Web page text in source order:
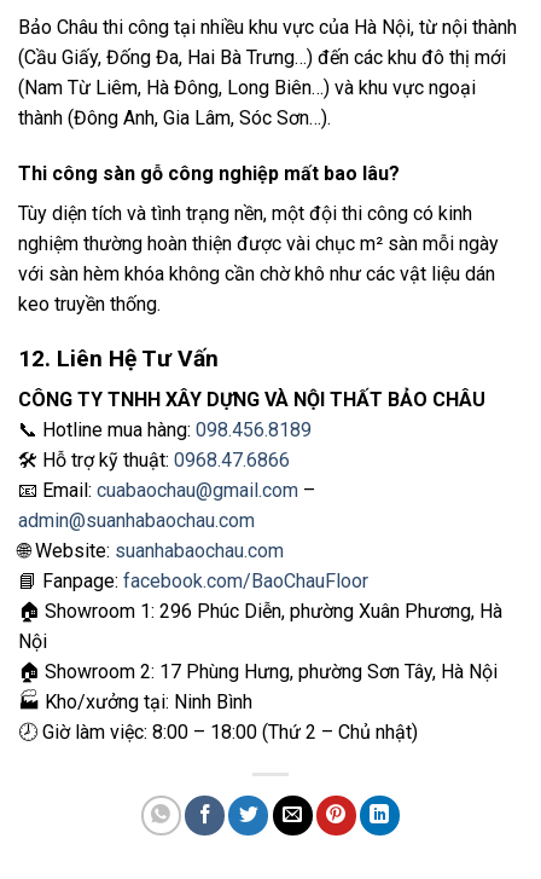
Bảo Châu thi công tại nhiều khu vực của Hà Nội, từ nội thành
(Cầu Giấy, Đống Đa, Hai Bà Trưng…) đến các khu đô thị mới
(Nam Từ Liêm, Hà Đông, Long Biên…) và khu vực ngoại
thành (Đông Anh, Gia Lâm, Sóc Sơn…).
Thi công sàn gỗ công nghiệp mất bao lâu?
Tùy diện tích và tình trạng nền, một đội thi công có kinh
nghiệm thường hoàn thiện được vài chục m² sàn mỗi ngày
với sàn hèm khóa không cần chờ khô như các vật liệu dán
keo truyền thống.
12. Liên Hệ Tư Vấn
CÔNG TY TNHH XÂY DỰNG VÀ NỘI THẤT BẢO CHÂU
📞 Hotline mua hàng: 098.456.8189
🛠️ Hỗ trợ kỹ thuật: 0968.47.6866
📧 Email: cuabaochau@gmail.com –
admin@suanhabaochau.com
🌐 Website: suanhabaochau.com
📘 Fanpage: facebook.com/BaoChauFloor
🏠 Showroom 1: 296 Phúc Diễn, phường Xuân Phương, Hà
Nội
🏠 Showroom 2: 17 Phùng Hưng, phường Sơn Tây, Hà Nội
🏭 Kho/xưởng tại: Ninh Bình
🕗 Giờ làm việc: 8:00 – 18:00 (Thứ 2 – Chủ nhật)